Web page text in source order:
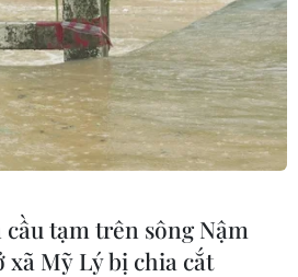
tạm trên sông Nậm
xã Mỹ Lý bị chia cắt